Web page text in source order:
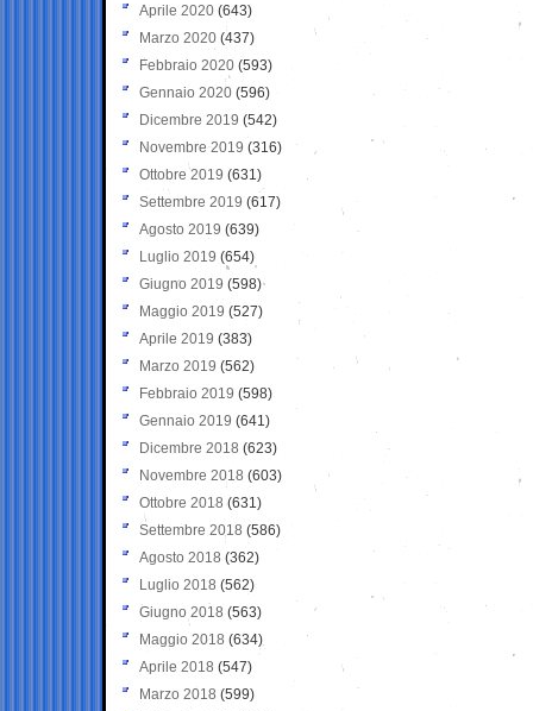
Aprile 2020 (643)
Marzo 2020 (437)
Febbraio 2020 (593)
Gennaio 2020 (596)
Dicembre 2019 (542)
Novembre 2019 (316)
Ottobre 2019 (631)
Settembre 2019 (617)
Agosto 2019 (639)
Luglio 2019 (654)
Giugno 2019 (598)
Maggio 2019 (527)
Aprile 2019 (383)
Marzo 2019 (562)
Febbraio 2019 (598)
Gennaio 2019 (641)
Dicembre 2018 (623)
Novembre 2018 (603)
Ottobre 2018 (631)
Settembre 2018 (586)
Agosto 2018 (362)
Luglio 2018 (562)
Giugno 2018 (563)
Maggio 2018 (634)
Aprile 2018 (547)
Marzo 2018 (599)